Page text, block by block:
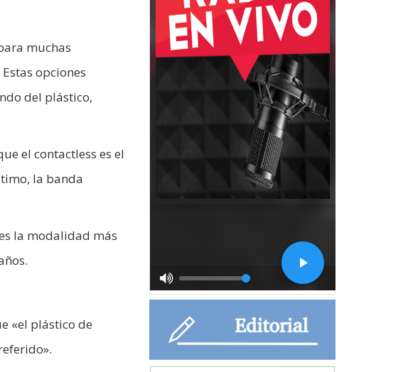
muchas
opciones
del plástico,
el contactless es el
la banda
la modalidad más
«el plástico de